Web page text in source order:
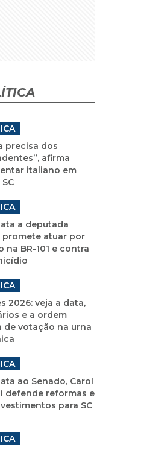
precisa dos
afirma
italiano em
a deputada
promete atuar por
na BR-101 e contra
2026: veja a data,
e a ordem
de votação na urna
ao Senado, Carol
defende reformas e
para SC